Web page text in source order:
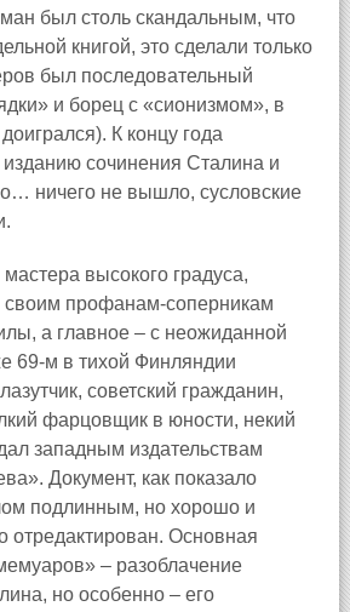
был столь скандальным, что
книгой, это сделали только
был последовательный
и борец с «сионизмом», в
К концу года
изданию сочинения Сталина и
ничего не вышло, сусловские
высокого градуса,
своим профанам‑соперникам
а главное – с неожиданной
69‑м в тихой Финляндии
советский гражданин,
фарцовщик в юности, некий
западным издательствам
Документ, как показало
подлинным, но хорошо и
отредактирован. Основная
– разоблачение
но особенно – его